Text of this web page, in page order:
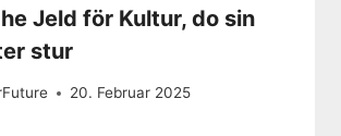
Jeld för Kultur, do sin
stur
20. Februar 2025